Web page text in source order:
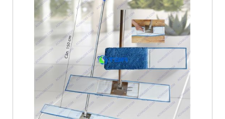
lau
sàn
nhà
lau
sàn
nhà
xưởng
xưởng